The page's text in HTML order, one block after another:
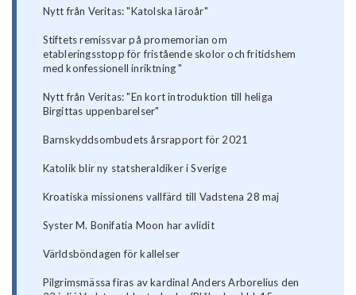
Nytt från Veritas: "Katolska läroår"
Stiftets remissvar på promemorian om
etableringsstopp för fristående skolor och fritidshem
med konfessionell inriktning "
Nytt från Veritas: "En kort introduktion till heliga
Birgittas uppenbarelser"
Barnskyddsombudets årsrapport för 2021
Katolik blir ny statsheraldiker i Sverige
Kroatiska missionens vallfärd till Vadstena 28 maj
Syster M. Bonifatia Moon har avlidit
Världsböndagen för kallelser
Pilgrimsmässa firas av kardinal Anders Arborelius den